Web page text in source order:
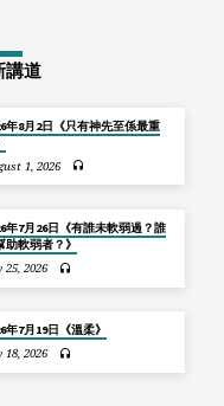
講道
年8月2日《只有神先至係最重
1, 2026
年7月26日《有誰未軟弱過？誰
助軟弱者？》
25, 2026
年7月19日《溫柔》
18, 2026